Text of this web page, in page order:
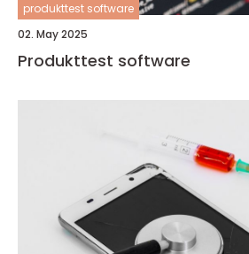
produkttest software
02. May 2025
Produkttest software